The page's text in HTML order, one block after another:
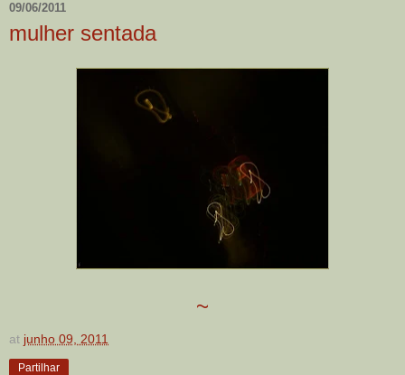
09/06/2011
mulher sentada
~
at junho 09, 2011
Partilhar